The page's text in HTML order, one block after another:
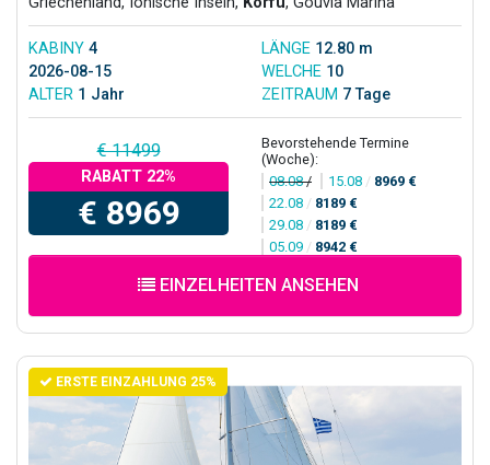
KABINY 4 LÄNGE 12.80 m
2026-08-15
WELCHE 10
ALTER 1 Jahr ZEITRAUM 7 Tage
€ 11499
RABATT 22%
€ 8969
Bevorstehende Termine
(Woche):
08.08/ 15.08 / 8969 €
22.08 / 8189 €
29.08 / 8189 €
05.09 / 8942 €
EINZELHEITEN ANSEHEN
ERSTE EINZAHLUNG 25%